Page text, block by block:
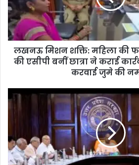
लखनऊ मिशन शक्ति: महिला की
की एसीपी बनीं छात्रा ने कराई
करवाई जुमे की